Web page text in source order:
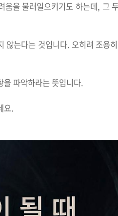
을 불러일으키기도 하는데, 그
않는다는 것입니다. 오히려 조용
을 파악하라는 뜻입니다.
요.